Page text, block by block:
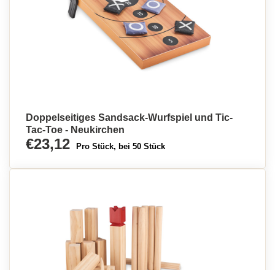
Doppelseitiges Sandsack-Wurfspiel und Tic-
Tac-Toe - Neukirchen
€23,12 Pro Stück, bei 50 Stück